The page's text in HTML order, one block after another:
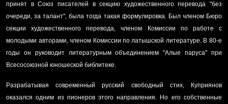
принят вСоюз писателей в секцию художественного перевода "без
очереди, за талант", была тогда такая формулировка. Был членом Бюро
секции художественного перевода, членом Комиссии по работе с
молодыми авторами, членом Комиссии по латышской литературе. В 80-е
годы он руководит литературным объединением "Алые паруса" при
Всесосоюзной юношеской библитеке.
Разрабатывая современный русский свободный стих, Куприянов
оказался одним из пионеров этого направления. Но его собственные